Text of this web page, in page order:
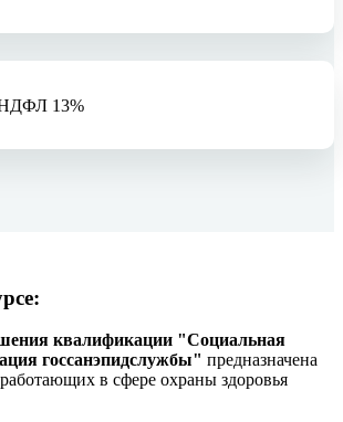
НДФЛ 13%
квалификации "Социальная
госсанэпидслужбы" предназначена
в сфере охраны здоровья